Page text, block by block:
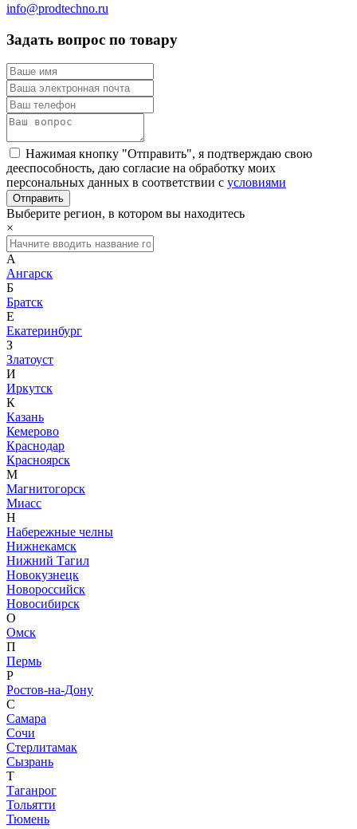
info@prodtechno.ru
Задать вопрос по товару
Нажимая кнопку "Отправить", я подтверждаю свою
дееспособность, даю согласие на обработку моих
персональных данных в соответствии с условиями
Выберите регион, в котором вы находитесь
×
А
Ангарск
Б
Братск
Е
Екатеринбург
З
Златоуст
И
Иркутск
К
Казань
Кемерово
Краснодар
Красноярск
М
Магнитогорск
Миасс
Н
Набережные челны
Нижнекамск
Нижний Тагил
Новокузнецк
Новороссийск
Новосибирск
О
Омск
П
Пермь
Р
Ростов-на-Дону
С
Самара
Сочи
Стерлитамак
Сызрань
Т
Таганрог
Тольятти
Тюмень